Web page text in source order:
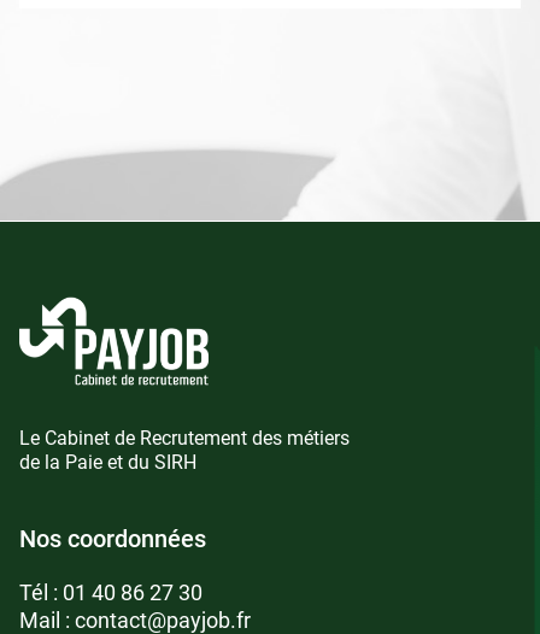
Le Cabinet de Recrutement des métiers
de la Paie et du SIRH
Nos coordonnées
Tél : 01 40 86 27 30
Mail : contact@payjob.fr